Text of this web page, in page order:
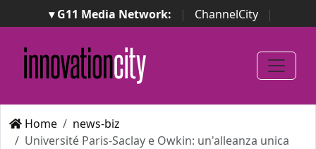
▾ G11 Media Network: | ChannelCity
|
ImpresaCity | SecurityOpenLab | Italian Channel
Awards
Italian Project Awards
Italian Security
Awards
Home
news-biz
Université Paris-Saclay e Owkin: un'alleanza unica